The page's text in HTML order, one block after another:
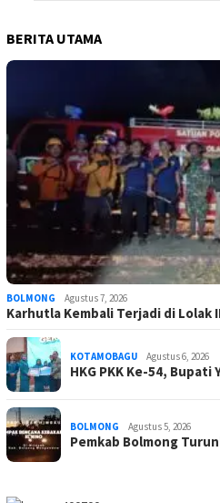
BERITA UTAMA
BOLMONG Agustus 7, 2026
Karhutla Kembali Terjadi di Lolak
KOTAMOBAGU Agustus 6, 2026
HKG PKK Ke-54,
BOLMONG Agustus 5, 2026
Pemkab Bolmong